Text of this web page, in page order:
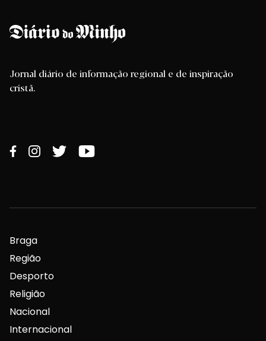
Jornal diário de informação regional e de inspiração
cristã.
Braga
Região
Desporto
Religião
Nacional
Internacional